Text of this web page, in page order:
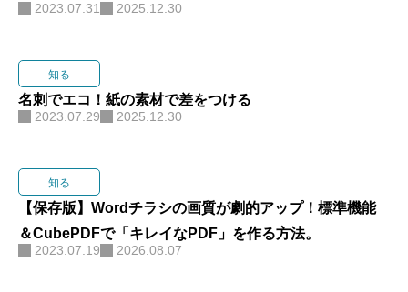
2023.07.31 2025.12.30
知る
名刺でエコ！紙の素材で差をつける
2023.07.29 2025.12.30
知る
【保存版】Wordチラシの画質が劇的アップ！標準機能
＆CubePDFで「キレイなPDF」を作る方法。
2023.07.19 2026.08.07